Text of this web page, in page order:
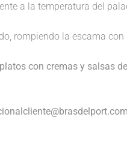
a la temperatura del
rompiendo la escama
con cremas y salsas